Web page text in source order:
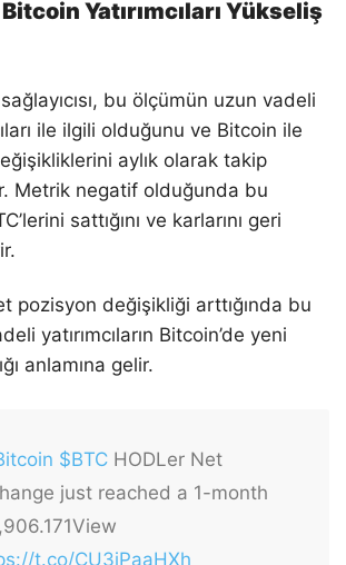
Yatırımcıları Yükseliş
bu ölçümün uzun vadeli
ile ilgili olduğunu ve Bitcoin ile
aylık olarak takip
Metrik negatif olduğunda bu
sattığını ve karlarını geri
pozisyon değişikliği arttığında bu
yatırımcıların Bitcoin’de yeni
anlamına gelir.
$BTC HODLer Net
just reached a 1-month
View
t.co/CU3jPaaHXh